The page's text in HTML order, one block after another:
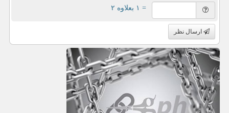
= ۱ بعلاوه ۲
ارسال نظر